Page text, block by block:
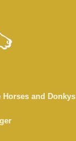
and Donkys